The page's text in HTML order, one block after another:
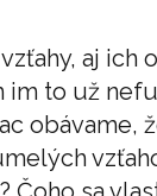
aj ich
im to už
obávame,